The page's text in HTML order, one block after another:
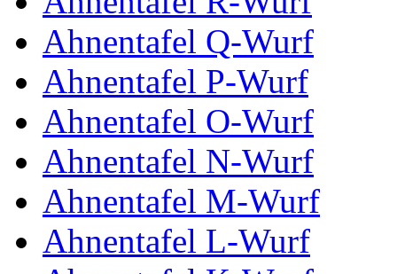
Ahnentafel Q-Wurf
Ahnentafel P-Wurf
Ahnentafel O-Wurf
Ahnentafel N-Wurf
Ahnentafel M-Wurf
Ahnentafel L-Wurf